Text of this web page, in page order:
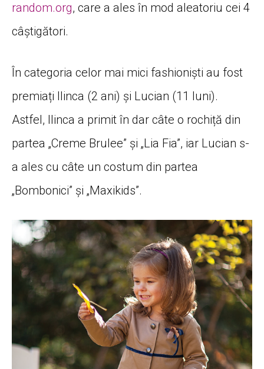
random.org, care a ales în mod aleatoriu cei 4
câștigători.
În categoria celor mai mici fashioniști au fost
premiați Ilinca (2 ani) și Lucian (11 luni).
Astfel, Ilinca a primit în dar câte o rochiță din
partea „Creme Brulee” și „Lia Fia”, iar Lucian s-
a ales cu câte un costum din partea
„Bombonici” și „Maxikids”.